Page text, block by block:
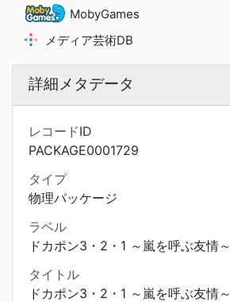
MobyGames
メディア芸術DB
詳細メタデータ
レコードID
PACKAGE0001729
タイプ
物理パッケージ
ラベル
ドカポン3・2・1 ～嵐を呼ぶ友情～
タイトル
ドカポン3・2・1 ～嵐を呼ぶ友情～